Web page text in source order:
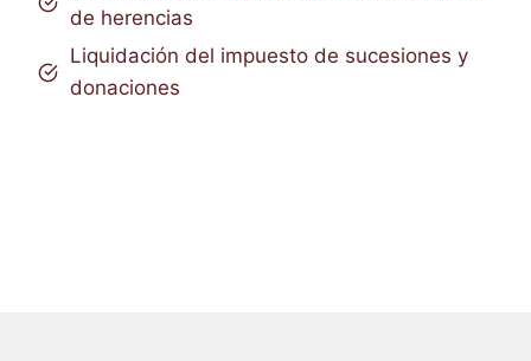
de herencias
Liquidación del impuesto de sucesiones y
donaciones